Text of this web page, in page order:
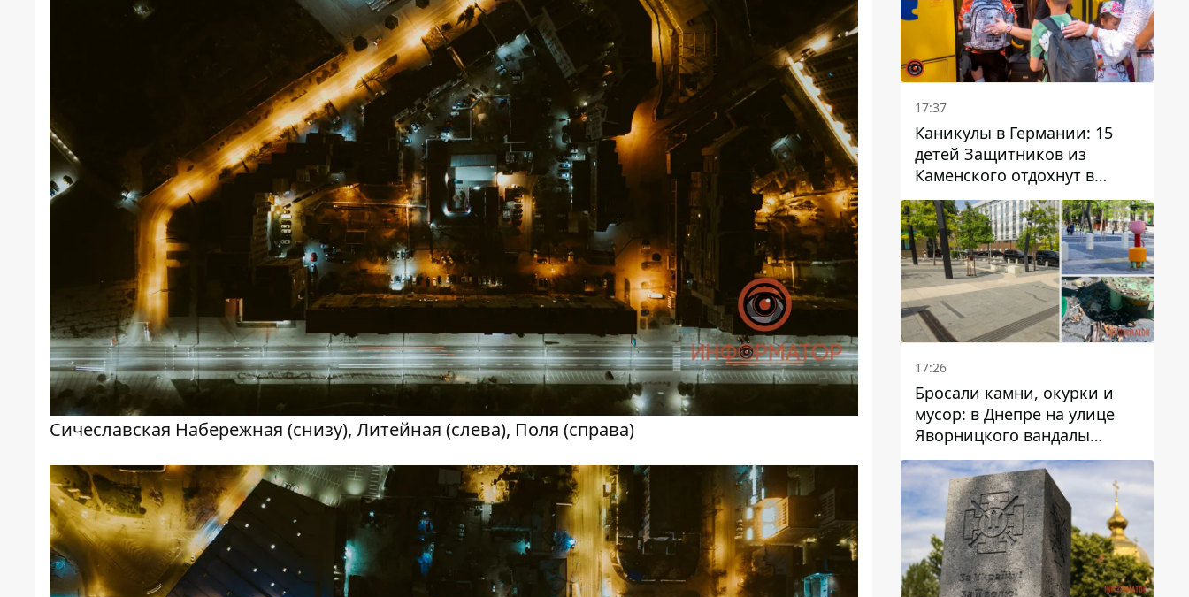
Сичеславская Набережная (снизу), Литейная (слева), Поля (справа)
17:37
Каникулы в Германии: 15
детей Защитников из
Каменского отдохнут в
Вуппертале
17:26
Бросали камни, окурки и
мусор: в Днепре на улице
Яворницкого вандалы
повредили питьевые
фонтаны